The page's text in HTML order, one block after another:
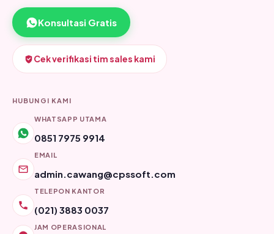
Konsultasi Gratis
Cek verifikasi tim sales kami
HUBUNGI KAMI
WHATSAPP UTAMA
0851 7975 9914
EMAIL
admin.cawang@cpssoft.com
TELEPON KANTOR
(021) 3883 0037
JAM OPERASIONAL